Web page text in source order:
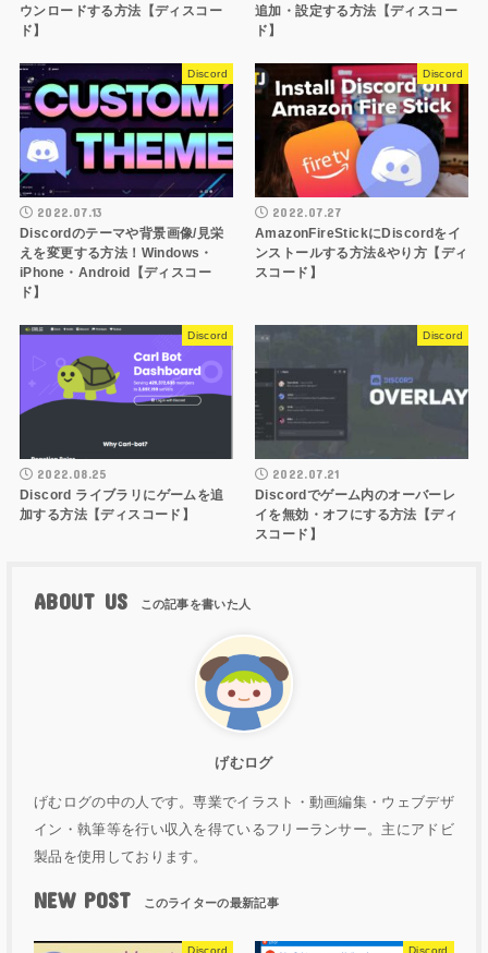
ウンロードする方法【ディスコー
ド】
追加・設定する方法【ディスコー
ド】
Discord
2022.07.13
Discordのテーマや背景画像/見栄
えを変更する方法！Windows・
iPhone・Android【ディスコー
ド】
Discord
2022.07.27
AmazonFireStickにDiscordをイ
ンストールする方法&やり方【ディ
スコード】
Discord
2022.08.25
Discord ライブラリにゲームを追
加する方法【ディスコード】
Discord
2022.07.21
Discordでゲーム内のオーバーレ
イを無効・オフにする方法【ディ
スコード】
ABOUT US
げむログ
げむログの中の人です。専業でイラスト・動画編集・ウェブデザ
イン・執筆等を行い収入を得ているフリーランサー。主にアドビ
製品を使用しております。
NEW POST